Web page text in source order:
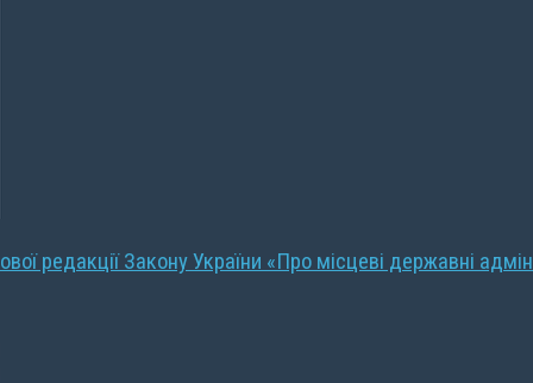
редакції Закону України «Про місцеві державні